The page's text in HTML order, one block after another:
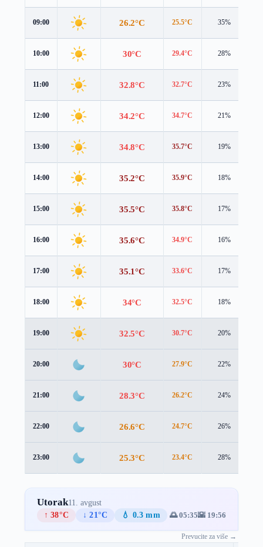
09:00 26.2°C 25.5°C 35%
10:00 30°C 29.4°C 28%
11:00 32.8°C 32.7°C 23%
12:00 34.2°C 34.7°C 21%
13:00 34.8°C 35.7°C 19%
14:00 35.2°C 35.9°C 18%
15:00 35.5°C 35.8°C 17%
16:00 35.6°C 34.9°C 16%
17:00 35.1°C 33.6°C 17%
18:00 34°C 32.5°C 18%
19:00 32.5°C 30.7°C 20%
20:00 30°C 27.9°C 22%
21:00 28.3°C 26.2°C 24%
22:00 26.6°C 24.7°C 26%
23:00 25.3°C 23.4°C 28%
Utorak11. avgust
↑ 38°C
↓ 21°C 💧 0.3 mm 🌅 05:35🌇 19:56
Prevucite za više →